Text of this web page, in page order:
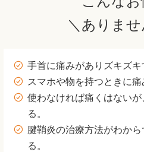
＼ありま
手首に痛みがありズキズキ
スマホや物を持つときに痛
使わなければ痛くはない
る。
腱鞘炎の治療方法がわか
る。